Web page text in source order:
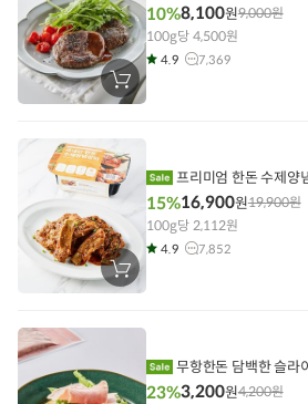
장
바
담
기
10%8,100원9,000원
100g당 4,500원
4.9 7,369
장
바
에
프리미엄 한돈 수제
15%16,900원19,900원
100g당 2,112원
4.9 7,852
23%3,200원4,200원